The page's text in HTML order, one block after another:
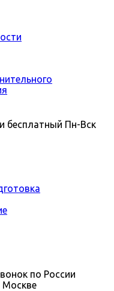
бесплатный Пн-Вск
по России
Москве